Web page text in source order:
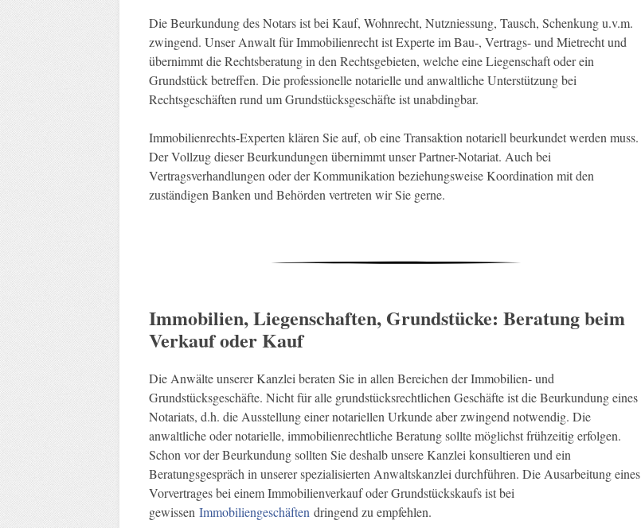
Die Beurkundung des Notars ist bei Kauf, Wohnrecht, Nutzniessung, Tausch, Schenkung u.v.m.
zwingend. Unser Anwalt für Immobilienrecht ist Experte im Bau-, Vertrags- und Mietrecht und
übernimmt die Rechtsberatung in den Rechtsgebieten, welche eine Liegenschaft oder ein
Grundstück betreffen. Die professionelle notarielle und anwaltliche Unterstützung bei
Rechtsgeschäften rund um Grundstücksgeschäfte ist unabdingbar.
Immobilienrechts-Experten klären Sie auf, ob eine Transaktion notariell beurkundet werden muss.
Der Vollzug dieser Beurkundungen übernimmt unser Partner-Notariat. Auch bei
Vertragsverhandlungen oder der Kommunikation beziehungsweise Koordination mit den
zuständigen Banken und Behörden vertreten wir Sie gerne.
Immobilien, Liegenschaften, Grundstücke: Beratung beim
Verkauf oder Kauf
Die Anwälte unserer Kanzlei beraten Sie in allen Bereichen der Immobilien- und
Grundstücksgeschäfte. Nicht für alle grundstücksrechtlichen Geschäfte ist die Beurkundung eines
Notariats, d.h. die Ausstellung einer notariellen Urkunde aber zwingend notwendig. Die
anwaltliche oder notarielle, immobilienrechtliche Beratung sollte möglichst frühzeitig erfolgen.
Schon vor der Beurkundung sollten Sie deshalb unsere Kanzlei konsultieren und ein
Beratungsgespräch in unserer spezialisierten Anwaltskanzlei durchführen. Die Ausarbeitung eines
Vorvertrages bei einem Immobilienverkauf oder Grundstückskaufs ist bei
gewissen Immobiliengeschäften dringend zu empfehlen.